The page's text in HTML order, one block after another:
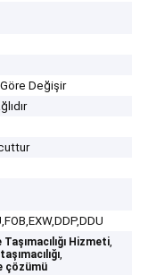
Değişir
Hizmeti,
,
çözümü